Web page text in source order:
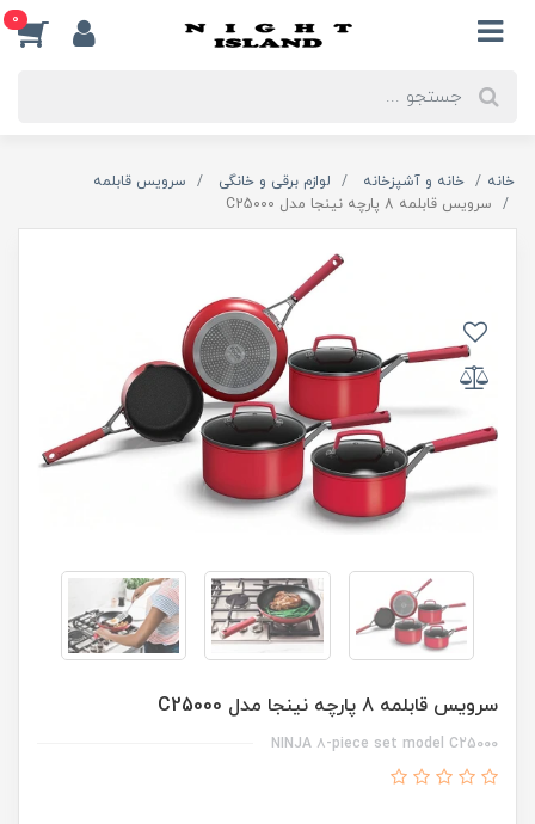
0
خانه خانه و آشپزخانه لوازم برقی و خانگی
سرویس قابلمه
سرویس قابلمه 8 پارچه نینجا مدل C25000
سرویس قابلمه 8 پارچه نینجا مدل C25000
NINJA ۸-piece set model C25000